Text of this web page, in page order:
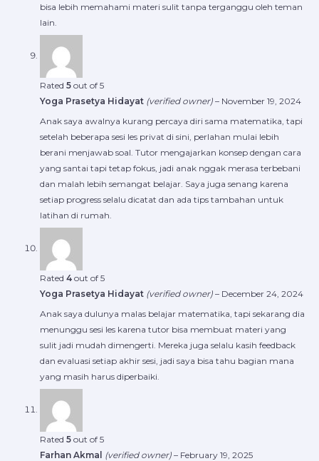
bisa lebih memahami materi sulit tanpa terganggu oleh teman
lain.
Rated 5 out of 5
Yoga Prasetya Hidayat (verified owner) – November 19, 2024
Anak saya awalnya kurang percaya diri sama matematika, tapi
setelah beberapa sesi les privat di sini, perlahan mulai lebih
berani menjawab soal. Tutor mengajarkan konsep dengan cara
yang santai tapi tetap fokus, jadi anak nggak merasa terbebani
dan malah lebih semangat belajar. Saya juga senang karena
setiap progress selalu dicatat dan ada tips tambahan untuk
latihan di rumah.
Rated 4 out of 5
Yoga Prasetya Hidayat (verified owner) – December 24, 2024
Anak saya dulunya malas belajar matematika, tapi sekarang dia
menunggu sesi les karena tutor bisa membuat materi yang
sulit jadi mudah dimengerti. Mereka juga selalu kasih feedback
dan evaluasi setiap akhir sesi, jadi saya bisa tahu bagian mana
yang masih harus diperbaiki.
Rated 5 out of 5
Farhan Akmal (verified owner) – February 19, 2025